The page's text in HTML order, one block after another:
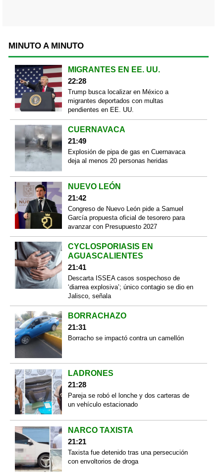
MINUTO A MINUTO
MIGRANTES EN EE. UU.
22:28
Trump busca localizar en México a
migrantes deportados con multas
pendientes en EE. UU.
CUERNAVACA
21:49
Explosión de pipa de gas en Cuernavaca
deja al menos 20 personas heridas
NUEVO LEÓN
21:42
Congreso de Nuevo León pide a Samuel
García propuesta oficial de tesorero para
avanzar con Presupuesto 2027
CYCLOSPORIASIS EN
AGUASCALIENTES
21:41
Descarta ISSEA casos sospechoso de
‘diarrea explosiva’; único contagio se dio en
Jalisco, señala
BORRACHAZO
21:31
Borracho se impactó contra un camellón
LADRONES
21:28
Pareja se robó el lonche y dos carteras de
un vehículo estacionado
NARCO TAXISTA
21:21
Taxista fue detenido tras una persecución
con envoltorios de droga